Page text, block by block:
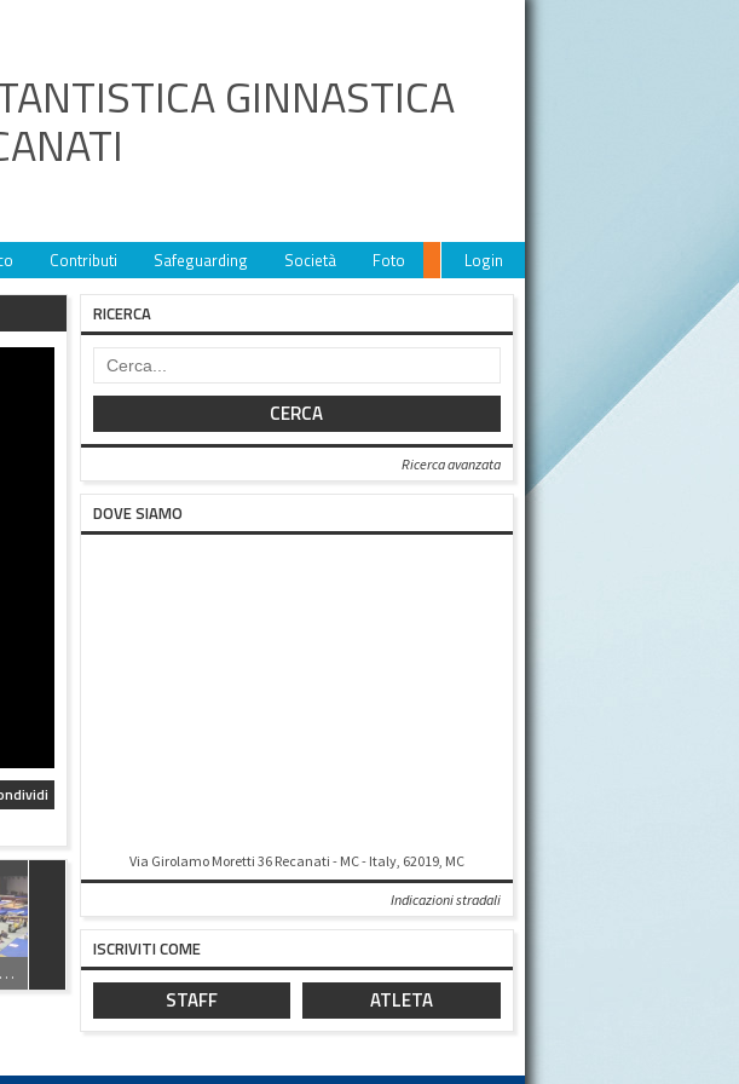
GINNASTICA
Contributi Safeguarding Società Foto VideoLogin
mini video della giornata del 25 novembre presso Palaginnastica Recanati per il progetto VIVA GYM con la scuola Media Patrizi ...con Lada Kalinina e Giuliana Lucarini progetto VIVAGYM scuola media Patrizi, con ginnastica artistica recanati e Francesca Lorenzetti...lezione di Zumba... VIDEO PROMO 25° IL PRESIDENTE TROFEO DI CARNEVALE 2018
RICERCA
Ricerca avanzata
CERCA
DOVE SIAMO
Via Girolamo Moretti 36 Recanati - MC - Italy, 62019, MC
Indicazioni stradali
ISCRIVITI COME
STAFF ATLETA